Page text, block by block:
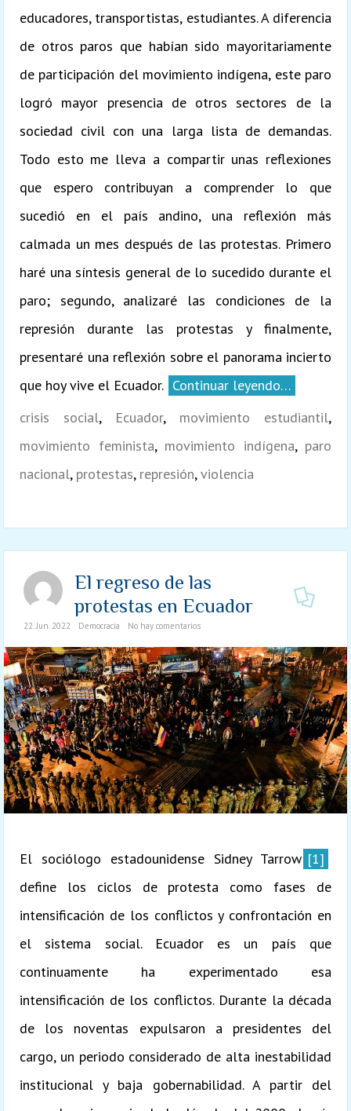
educadores, transportistas, estudiantes. A diferencia
de otros paros que habían sido mayoritariamente
de participación del movimiento indígena, este paro
logró mayor presencia de otros sectores de la
sociedad civil con una larga lista de demandas.
Todo esto me lleva a compartir unas reflexiones
que espero contribuyan a comprender lo que
sucedió en el país andino, una reflexión más
calmada un mes después de las protestas. Primero
haré una síntesis general de lo sucedido durante el
paro; segundo, analizaré las condiciones de la
represión durante las protestas y finalmente,
presentaré una reflexión sobre el panorama incierto
que hoy vive el Ecuador. Continuar leyendo…
crisis social, Ecuador, movimiento estudiantil,
movimiento feminista, movimiento indígena, paro
nacional, protestas, represión,violencia
El regreso de las
protestas en Ecuador
22. Jun. 2022 Democracia No hay comentarios
El sociólogo estadounidense Sidney Tarrow [1]
define los ciclos de protesta como fases de
intensificación de los conflictos y confrontación en
el sistema social. Ecuador es un país que
continuamente ha experimentado esa
intensificación de los conflictos. Durante la década
de los noventas expulsaron a presidentes del
cargo, un periodo considerado de alta inestabilidad
institucional y baja gobernabilidad. A partir del